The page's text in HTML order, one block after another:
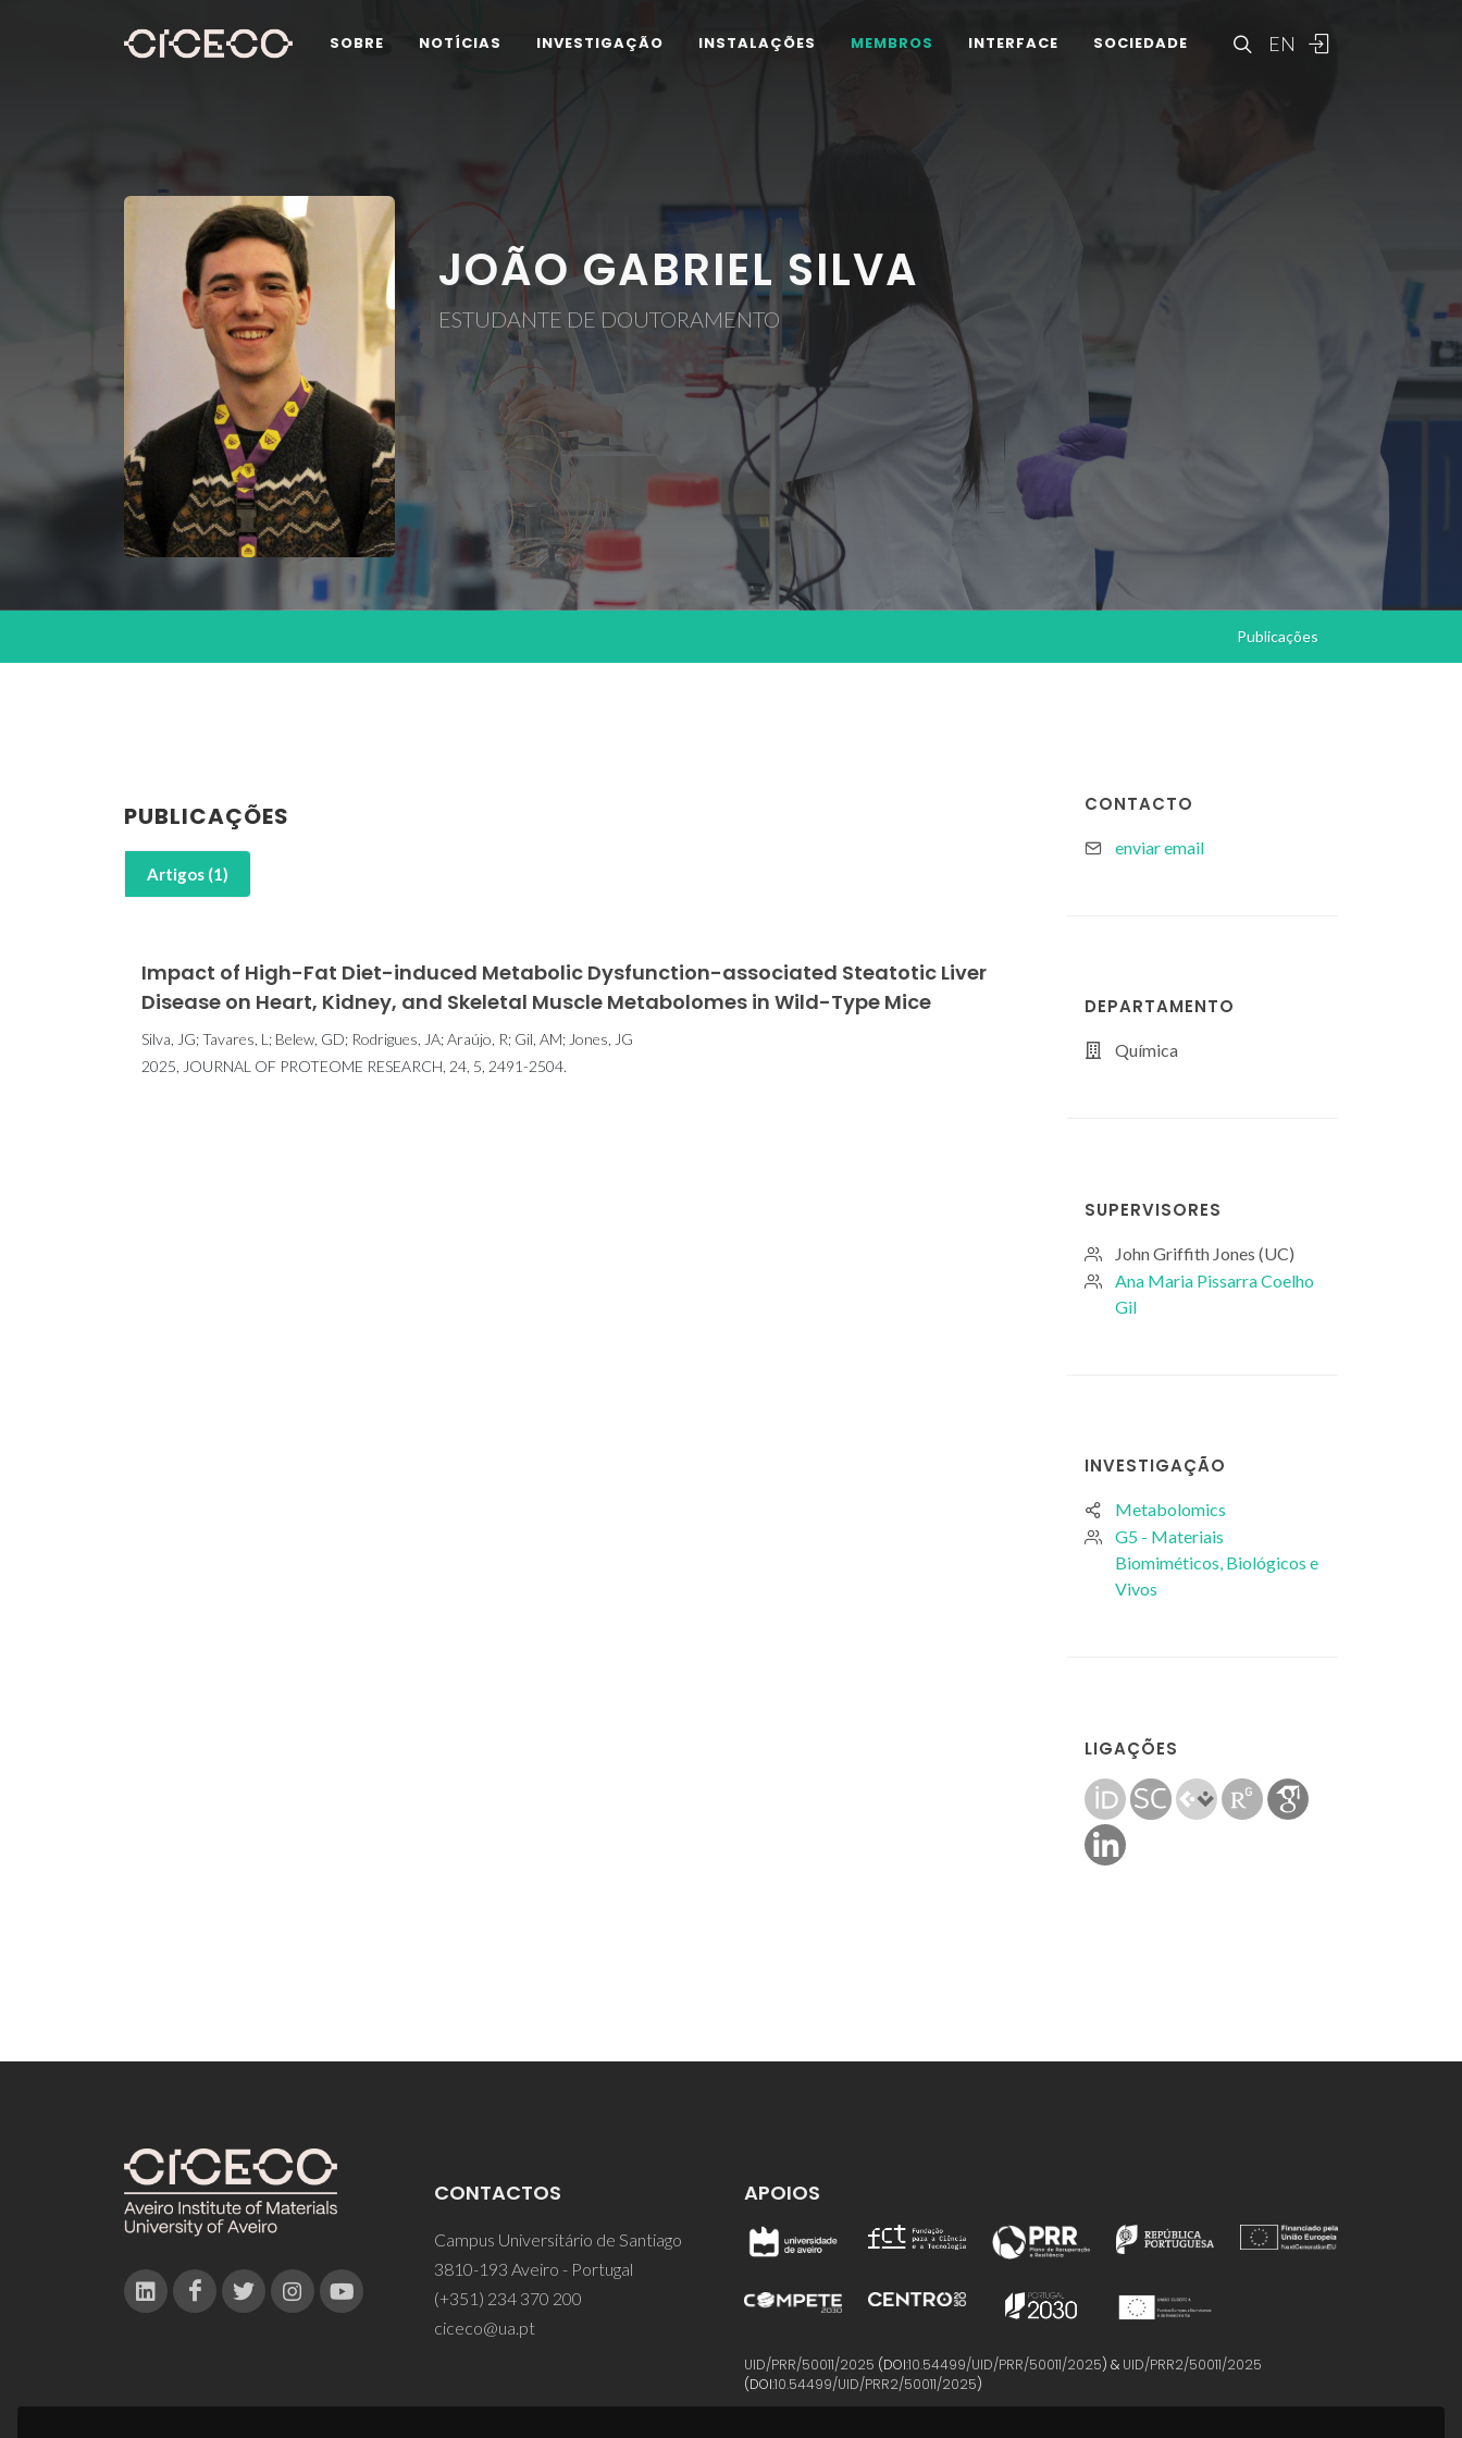
EN
SOBRE NOTÍCIAS INVESTIGAÇÃO INSTALAÇÕES MEMBROS INTERFACE SOCIEDADE
JOÃO GABRIEL SILVA
ESTUDANTE DE DOUTORAMENTO
Publicações
CONTACTO
enviar email
DEPARTAMENTO
Química
SUPERVISORES
John Griffith Jones (UC)
Ana Maria Pissarra Coelho
Gil
INVESTIGAÇÃO
Metabolomics
G5 - Materiais
Biomiméticos, Biológicos e
Vivos
LIGAÇÕES
PUBLICAÇÕES
Artigos (1)
Impact of High-Fat Diet-induced Metabolic Dysfunction-associated Steatotic Liver
Disease on Heart, Kidney, and Skeletal Muscle Metabolomes in Wild-Type Mice
Silva, JG; Tavares, L; Belew, GD; Rodrigues, JA; Araújo, R; Gil, AM; Jones, JG
2025, JOURNAL OF PROTEOME RESEARCH, 24, 5, 2491-2504.
CONTACTOS
Campus Universitário de Santiago
3810-193 Aveiro - Portugal
(+351) 234 370 200
ciceco@ua.pt
APOIOS
UID/PRR/50011/2025 (DOI:10.54499/UID/PRR/50011/2025) & UID/PRR2/50011/2025
(DOI:10.54499/UID/PRR2/50011/2025)